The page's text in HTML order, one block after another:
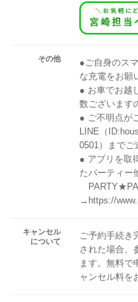
その他
●ご自身のス
な充電をお願
● お車でお越
数ございます
● ご不明点が
LINE（
0501）までご
● アプリを取
たパーティー
→https://
キャンセル
について
ご予約手続き
された場合、
ます。無料で
ャンセル料を